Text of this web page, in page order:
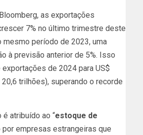
as exportações
7% no último trimestre deste
mesmo período de 2023, uma
à previsão anterior de 5%. Isso
de 2024 para US$
trilhões), superando o recorde
atribuído ao “estoque de
por empresas estrangeiras que